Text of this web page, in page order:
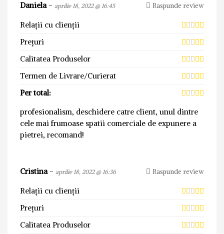
Daniela- aprilie 18, 2022 @ 16:45 Raspunde review
Relații cu clienții
Prețuri
Calitatea Produselor
Termen de Livrare/Curierat
Per total:
profesionalism, deschidere catre client, unul dintre
cele mai frumoase spatii comerciale de expunere a
pietrei, recomand!
Cristina- aprilie 18, 2022 @ 16:36 Raspunde review
Relații cu clienții
Prețuri
Calitatea Produselor